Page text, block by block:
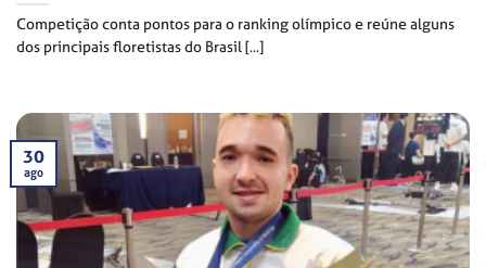
Competição conta pontos para o ranking olímpico e reúne alguns
dos principais floretistas do Brasil [...]
30
ago